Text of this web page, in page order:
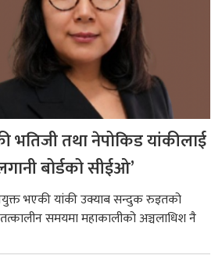
भतिजी तथा नेपोकिड यांकीलाई
बोर्डको सीईओ’
भएकी यांकी उक्याब सन्दुक रुइतको
समयमा महाकालीको अञ्चलाधिश नै